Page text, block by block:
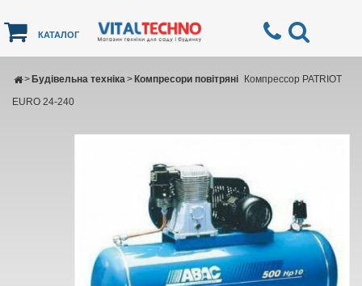
КАТАЛОГ
Будівельна техніка
> Компресори повітряні
>
Компрессор PATRIOT
EURO 24-240